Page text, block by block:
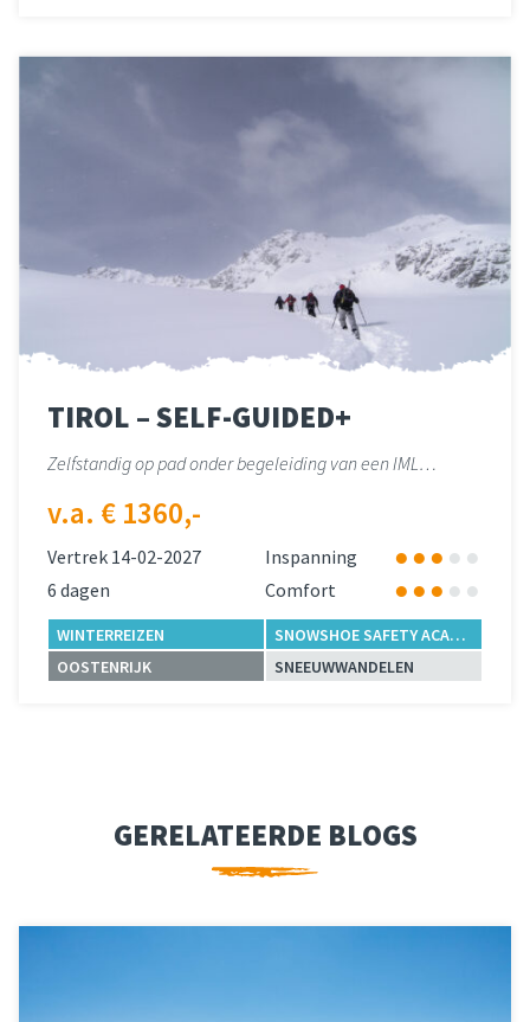
TIROL – SELF-GUIDED+
Zelfstandig op pad onder begeleiding van een IML…
v.a. € 1360,-
Vertrek 14-02-2027
Inspanning
6 dagen
Comfort
WINTERREIZEN
SNOWSHOE SAFETY ACADEMY
OOSTENRIJK
SNEEUWWANDELEN
GERELATEERDE BLOGS